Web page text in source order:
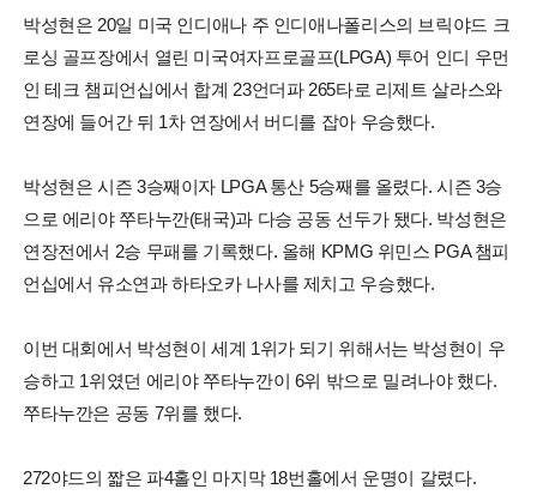
박성현은 20일 미국 인디애나 주 인디애나폴리스의 브릭야드 크
로싱 골프장에서 열린 미국여자프로골프(LPGA) 투어 인디 우먼
인 테크 챔피언십에서 합계 23언더파 265타로 리제트 살라스와
연장에 들어간 뒤 1차 연장에서 버디를 잡아 우승했다.
박성현은 시즌 3승째이자 LPGA 통산 5승째를 올렸다. 시즌 3승
으로 에리야 쭈타누깐(태국)과 다승 공동 선두가 됐다. 박성현은
연장전에서 2승 무패를 기록했다. 올해 KPMG 위민스 PGA 챔피
언십에서 유소연과 하타오카 나사를 제치고 우승했다.
이번 대회에서 박성현이 세계 1위가 되기 위해서는 박성현이 우
승하고 1위였던 에리야 쭈타누깐이 6위 밖으로 밀려나야 했다.
쭈타누깐은 공동 7위를 했다.
272야드의 짧은 파4홀인 마지막 18번홀에서 운명이 갈렸다.